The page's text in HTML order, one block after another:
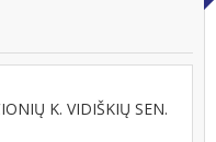
K. VIDIŠKIŲ SEN.